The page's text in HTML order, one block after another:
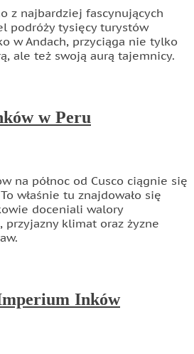
z najbardziej fascynujących
podróży tysięcy turystów
w Andach, przyciąga nie tylko
ale też swoją aurą tajemnicy.
w Peru
na północ od Cusco ciągnie się
właśnie tu znajdowało się
doceniali walory
przyjazny klimat oraz żyzne
Inków